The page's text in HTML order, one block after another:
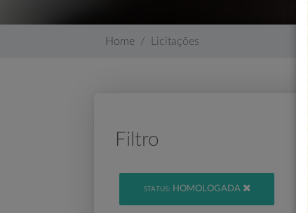
Home Licitações
Filtro
STATUS: HOMOLOGADA